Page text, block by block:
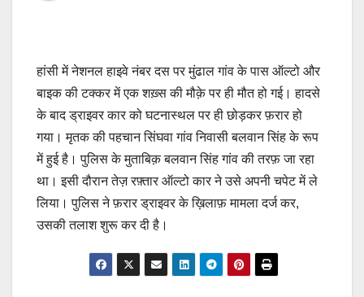
हांसी में नेशनल हाइवे नंबर दस पर मुंढाल गांव के पास ऑल्टो और
बाइक की टक्कर में एक शख़्स की मौक़े पर ही मौत हो गई। हादसे
के बाद ड्राइवर कार को घटनास्थल पर ही छोड़कर फ़रार हो
गया। मृतक की पहचान सिंघवा गांव निवासी बलवान सिंह के रूप
में हुई है। पुलिस के मुताबिक़ बलवान सिंह गांव की तरफ़ जा रहा
था। इसी दौरान तेज़ रफ़्तार ऑल्टो कार ने उसे अपनी चपेट में ले
लिया। पुलिस ने फ़रार ड्राइवर के ख़िलाफ़ मामला दर्ज कर,
उसकी तलाश शुरू कर दी है।